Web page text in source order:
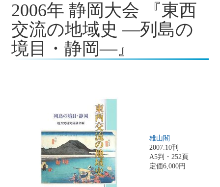
2006年 静岡大会 『東西
交流の地域史 ―列島の
境目・静岡―』
雄山閣
2007.10刊
A5判・252頁
定価6,000円